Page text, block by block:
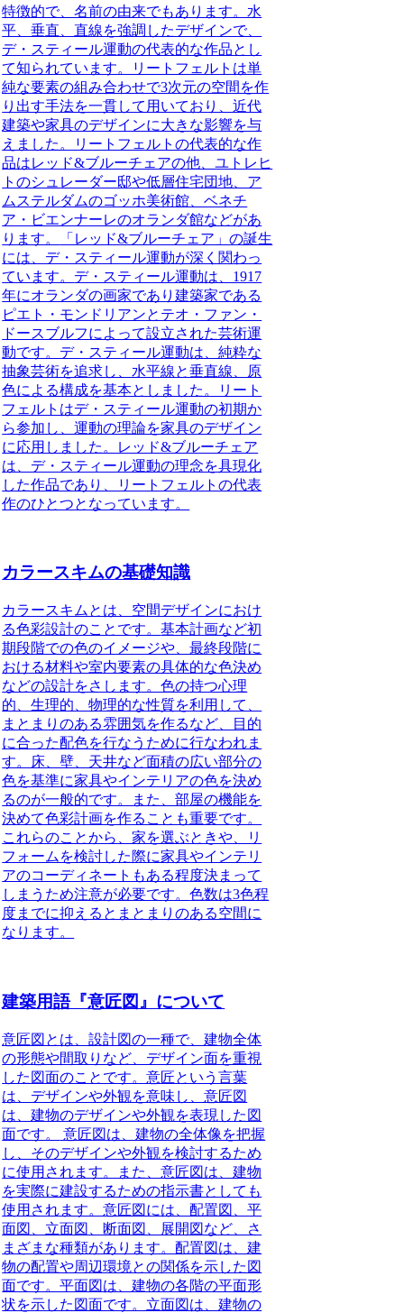
特徴的で、名前の由来でもあります。水
平、垂直、直線を強調したデザインで、
デ・スティール運動の代表的な作品とし
て知られています。リートフェルトは単
純な要素の組み合わせで3次元の空間を作
り出す手法を一貫して用いており、近代
建築や家具のデザインに大きな影響を与
えました。リートフェルトの代表的な作
品はレッド&ブルーチェアの他、ユトレヒ
トのシュレーダー邸や低層住宅団地、ア
ムステルダムのゴッホ美術館、ベネチ
ア・ビエンナーレのオランダ館などがあ
ります。
「レッド&ブルーチェア」の誕生
には、デ・スティール運動が深く関わっ
ています。 デ・スティール運動は、1917
年にオランダの画家であり建築家である
ピエト・モンドリアンとテオ・ファン・
ドースブルフによって設立された芸術運
動です。デ・スティール運動は、純粋な
抽象芸術を追求し、水平線と垂直線、原
色による構成を基本としました。リート
フェルトはデ・スティール運動の初期か
ら参加し、運動の理論を家具のデザイン
に応用しました。レッド&ブルーチェア
は、デ・スティール運動の理念を具現化
した作品であり、リートフェルトの代表
作のひとつとなっています。
カラースキムの基礎知識
カラースキムとは、空間デザインにおけ
る色彩設計のことです。基本計画など初
期段階での色のイメージや、最終段階に
おける材料や室内要素の具体的な色決め
などの設計をさします。色の持つ心理
的、生理的、物理的な性質を利用して、
まとまりのある雰囲気を作るなど、目的
に合った配色を行なうために行なわれま
す。床、壁、天井など面積の広い部分の
色を基準に家具やインテリアの色を決め
るのが一般的です。また、部屋の機能を
決めて色彩計画を作ることも重要です。
これらのことから、家を選ぶときや、リ
フォームを検討した際に家具やインテリ
アのコーディネートもある程度決まって
しまうため注意が必要です。色数は3色程
度までに抑えるとまとまりのある空間に
なります。
建築用語『意匠図』について
意匠図とは、設計図の一種で、建物全体
の形態や間取りなど、デザイン面を重視
した図面のことです。意匠という言葉
は、デザインや外観を意味し、意匠図
は、建物のデザインや外観を表現した図
面です。
意匠図は、建物の全体像を把握
し、そのデザインや外観を検討するため
に使用されます。また、意匠図は、建物
を実際に建設するための指示書としても
使用されます。意匠図には、配置図、平
面図、立面図、断面図、展開図など、さ
まざまな種類があります。配置図は、建
物の配置や周辺環境との関係を示した図
面です。平面図は、建物の各階の平面形
状を示した図面です。立面図は、建物の